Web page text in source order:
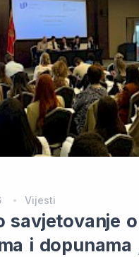
Vijesti
savjetovanje o
i dopunama